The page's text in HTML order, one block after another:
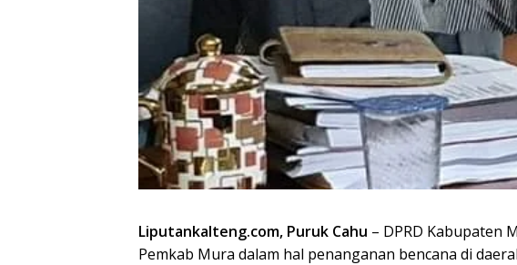
Liputankalteng.com, Puruk Cahu – DPRD Kabupaten
Pemkab Mura dalam hal penanganan bencana di